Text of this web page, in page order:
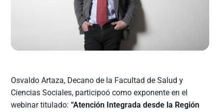
Osvaldo Artaza, Decano de la Facultad de Salud y
Ciencias Sociales, participoó como exponente en el
webinar titulado:“Atención Integrada desde la Región